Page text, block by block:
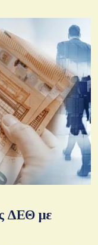
ΔΕΘ με